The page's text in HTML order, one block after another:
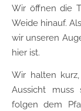
Wir öffnen die
Weide hinauf.
wir unseren
hier ist.
Wir halten
Aussicht muss
folgen dem